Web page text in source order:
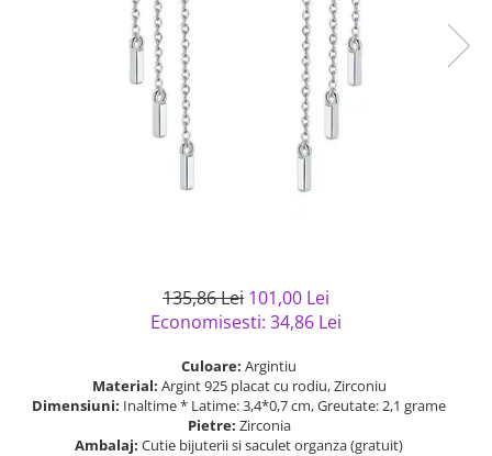
Bijuterii argint placat cu aur
Bijuterii argint cu diverse
Bijuterii argint cu murano
Bijuterii gotice si rock
Bijuterii Handmade
Casete si cutii de bijuterii
Solutii si lavete de curatare
135,86 Lei 101,00 Lei
Economisesti: 34,86 Lei
Culoare: Argintiu
Material: Argint 925 placat cu rodiu, Zirconiu
Dimensiuni: Inaltime * Latime: 3,4*0,7 cm, Greutate: 2,1 grame
Pietre: Zirconia
Ambalaj: Cutie bijuterii si saculet organza (gratuit)